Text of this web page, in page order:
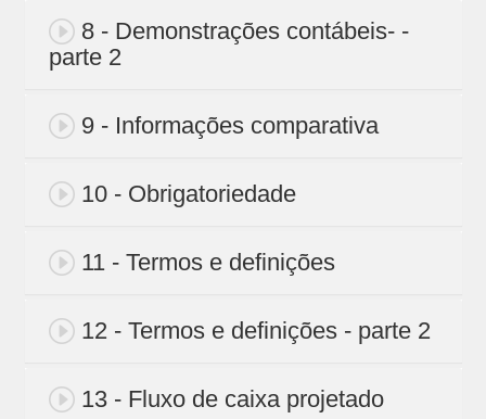
8 - Demonstrações contábeis- -
parte 2
9 - Informações comparativa
10 - Obrigatoriedade
11 - Termos e definições
12 - Termos e definições - parte 2
13 - Fluxo de caixa projetado